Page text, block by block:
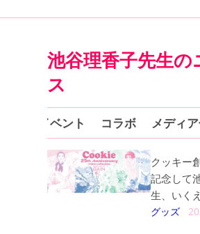
池谷理香子先生の
ス
イベント コラボ メディ
クッキー
記念して
生、いく
持田あき
グッズ